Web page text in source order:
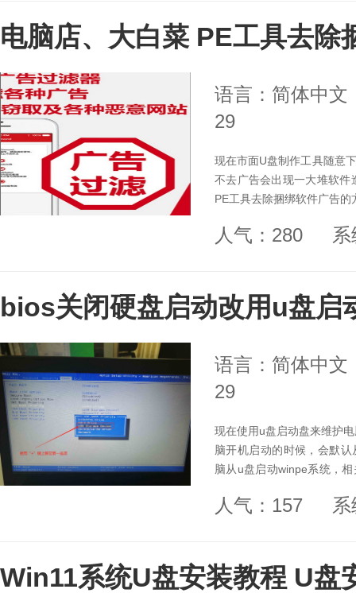
电脑店、大白菜 PE工具去除
语言：简体中文
29
现在市面U盘制作工具随意
不去广告会出现一大堆软
PE工具去除捆绑软件广告的
人气：280
bios关闭硬盘启动改用u盘启
语言：简体中文
29
现在使用u盘启动盘来维护
脑开机启动的时候，会默
脑从u盘启动winpe系统，
动改用u盘启动设置方法。
人气：157
Win11系统U盘安装教程 U盘